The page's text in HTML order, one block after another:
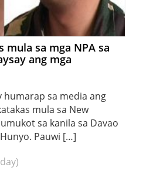
mula sa mga NPA sa
ang mga
humarap sa media ang
mula sa New
sa kanila sa Davao
Pauwi […]